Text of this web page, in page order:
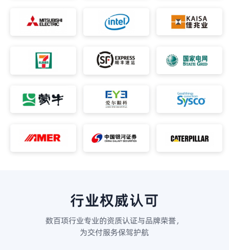
行业权威认可
数百项行业专业的资质认证与品牌荣誉，
为交付服务保驾护航